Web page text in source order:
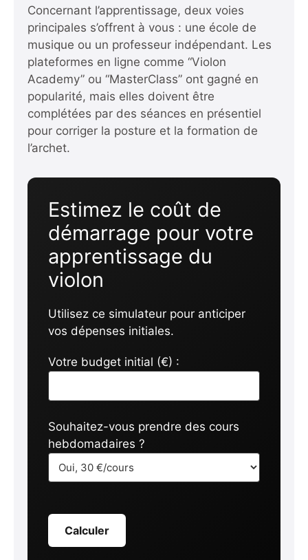
Concernant l’apprentissage, deux voies
principales s’offrent à vous : une école de
musique ou un professeur indépendant. Les
plateformes en ligne comme “Violon
Academy” ou “MasterClass” ont gagné en
popularité, mais elles doivent être
complétées par des séances en présentiel
pour corriger la posture et la formation de
l’archet.
Estimez le coût de
démarrage pour votre
apprentissage du
violon
Utilisez ce simulateur pour anticiper
vos dépenses initiales.
Votre budget initial (€) :
Souhaitez-vous prendre des cours
hebdomadaires ?
Calculer